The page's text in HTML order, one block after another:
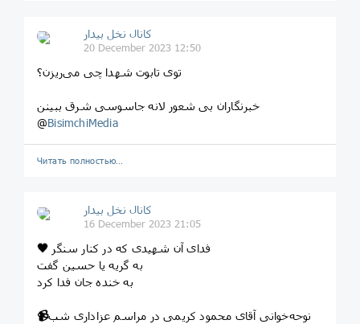
کانال نخل بیدار
20 December 2023 12:50
توی تابوت شهدا چی می‌ریزن؟
خبرنگاران بی شعور لانه جاسوسی شرق ببینن
@BisimchiMedia
Читать полностью…
کانال نخل بیدار
16 December 2023 21:05
🖤 فدای آن شهیدی که در کنار سنگر
به گریه یا حسین گفت
به خنده جان فدا کرد
📹نوحه‌خوانی آقای محمود کریمی در مراسم عزاداری شب